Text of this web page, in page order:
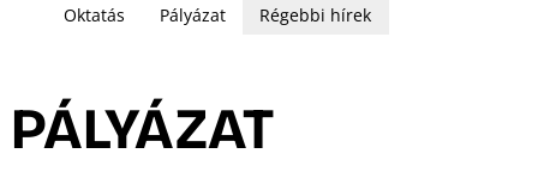
Oktatás
Pályázat Régebbi hírek
PÁLYÁZAT